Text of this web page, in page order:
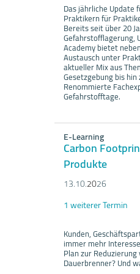
Das jährliche Update
Praktikern für
Bereits seit über 20
Gefahrstofflagerung,
Academy bietet
Austausch unter
aktueller Mix aus
Gesetzgebung bis
Renommierte
Gefahrstofftage.
E-Learning
Carbon
Produkte
13.10.2026
1 weiterer Termin
Kunden,
immer mehr
Plan zur
Dauerbrenner? Und